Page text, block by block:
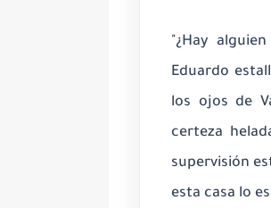
"¿Hay
Eduardo
los ojos de
certeza
supervisión
esta casa lo